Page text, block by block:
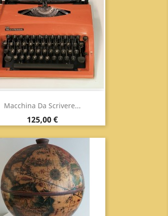
Macchina Da Scrivere...
Prezzo
125,00 €
 Anteprima